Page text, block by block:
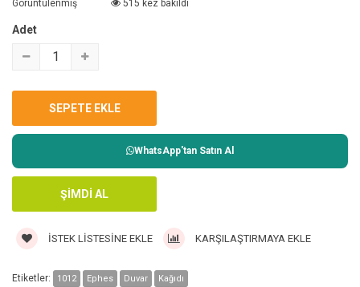
Görüntülenmiş
515 kez bakıldı
Adet
WhatsApp'tan Satın Al
İSTEK LISTESINE EKLE KARŞILAŞTIRMAYA EKLE
Etiketler: 1012 Ephes Duvar Kağıdı